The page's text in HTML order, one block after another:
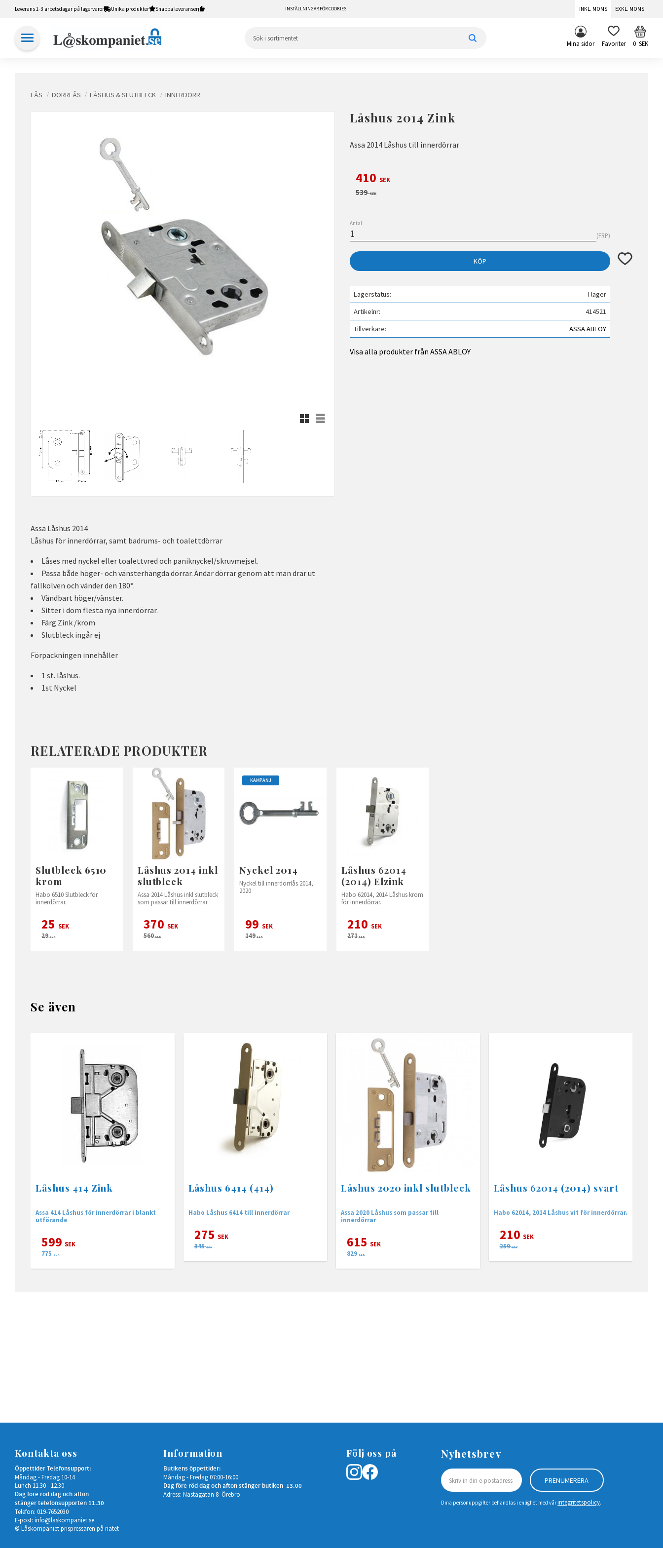
Leverans 1-3 arbetsdagar på lagervaror Unika produkter Snabba leveranser INSTÄLLNINGAR FÖR COOKIES INKL. MOMS EXKL. MOMS
Mina sidor FAVORITER 0SEK
LÅS DÖRRLÅS LÅSHUS & SLUTBLECK INNERDÖRR
Låshus 2014 Zink
Assa 2014 Låshus till innerdörrar
Rutnätsvy
Listvy
Nedsatt pris:
410 SEK
Ordinarie pris:
539SEK
Antal
FRP
KÖP Lägg till i
Lagerstatus
I lager
Artikelnr
414521
Tillverkare
ASSA ABLOY
Visa alla produkter från ASSA ABLOY
Assa Låshus 2014
Låshus för innerdörrar, samt badrums- och toalettdörrar
Låses med nyckel eller toalettvred och paniknyckel/skruvmejsel.
Passa både höger- och vänsterhängda dörrar. Ändar dörrar genom att man drar ut
fallkolven och vänder den 180°.
Vändbart höger/vänster.
Sitter i dom flesta nya innerdörrar.
Färg Zink /krom
Slutbleck ingår ej
Förpackningen innehåller
1 st. låshus.
1st Nyckel
RELATERADE PRODUKTER
Slutbleck 6510
krom
Habo 6510 Slutbleck för
innerdörrar.
25 SEK
29SEK
Låshus 2014 inkl
slutbleck
Assa 2014 Låshus inkl slutbleck
som passar till innerdörrar
370 SEK
560SEK
Nyckel 2014
Nyckel till innerdörrlås 2014,
2020
99 SEK
149SEK
KAMPANJ
Låshus 62014
(2014) Elzink
Habo 62014, 2014 Låshus krom
för innerdörrar.
210 SEK
271SEK
Se även
Låshus 414 Zink
Assa 414 Låshus för innerdörrar i blankt
utförande
599 SEK
775 SEK
Låshus 6414 (414)
Habo Låshus 6414 till innerdörrar
275 SEK
345 SEK
Låshus 2020 inkl slutbleck
Assa 2020 Låshus som passar till
innerdörrar
615 SEK
829 SEK
Låshus 62014 (2014) svart
Habo 62014, 2014 Låshus vit för innerdörrar.
210 SEK
259 SEK
Kontakta oss
Öppettider Telefonsupport:
Måndag - Fredag 10-14
Lunch 11.30 - 12.30
Dag före röd dag och afton
stänger telefonsupporten 11.30
Telefon: 019-7652030
E-post: info@laskompaniet.se
© Låskompaniet prispressaren på nätet
Information
Butikens öppettider:
Måndag - Fredag 07:00-16:00
Dag före röd dag och afton stänger butiken 13.00
Adress: Nastagatan 8 Örebro
Följ oss på Nyhetsbrev
PRENUMERERA
Dina personuppgifter behandlas i enlighet med vårintegritetspolicy.